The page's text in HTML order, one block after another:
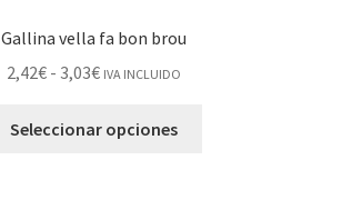
Gallina vella fa bon brou
2,42€ - 3,03€ IVA INCLUIDO
Seleccionar opciones